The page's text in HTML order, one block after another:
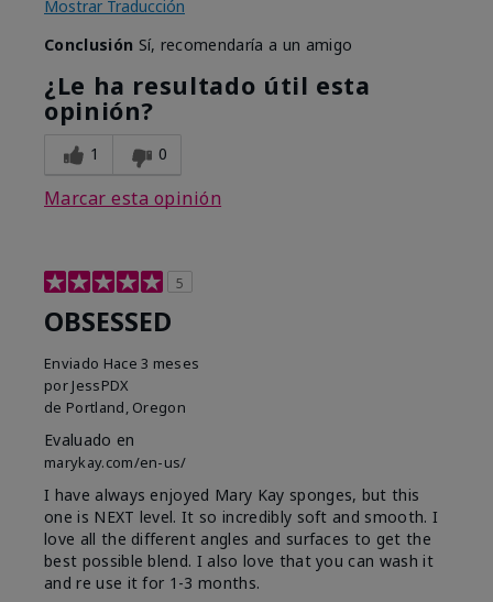
Mostrar Traducción
Conclusión Sí, recomendaría a un amigo
¿Le ha resultado útil esta
opinión?
1 0
Marcar esta opinión
5
OBSESSED
Enviado Hace 3 meses
por JessPDX
de Portland, Oregon
Evaluado en
marykay.com/en-us/
I have always enjoyed Mary Kay sponges, but this
one is NEXT level. It so incredibly soft and smooth. I
love all the different angles and surfaces to get the
best possible blend. I also love that you can wash it
and re use it for 1-3 months.